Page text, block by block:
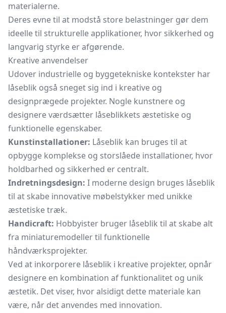
materialerne.
Deres evne til at modstå store belastninger gør dem
ideelle til strukturelle applikationer, hvor sikkerhed og
langvarig styrke er afgørende.
Kreative anvendelser
Udover industrielle og byggetekniske kontekster har
låseblik også sneget sig ind i kreative og
designprægede projekter. Nogle kunstnere og
designere værdsætter låseblikkets æstetiske og
funktionelle egenskaber.
Kunstinstallationer: Låseblik kan bruges til at
opbygge komplekse og storslåede installationer, hvor
holdbarhed og sikkerhed er centralt.
Indretningsdesign: I moderne design bruges låseblik
til at skabe innovative møbelstykker med unikke
æstetiske træk.
Handicraft: Hobbyister bruger låseblik til at skabe alt
fra miniaturemodeller til funktionelle
håndværksprojekter.
Ved at inkorporere låseblik i kreative projekter, opnår
designere en kombination af funktionalitet og unik
æstetik. Det viser, hvor alsidigt dette materiale kan
være, når det anvendes med innovation.